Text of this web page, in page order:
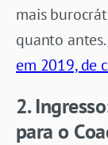
mais
quanto antes.
em 2019, de
2.
para o